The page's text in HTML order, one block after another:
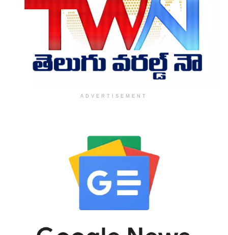
ADVERTISEMENT